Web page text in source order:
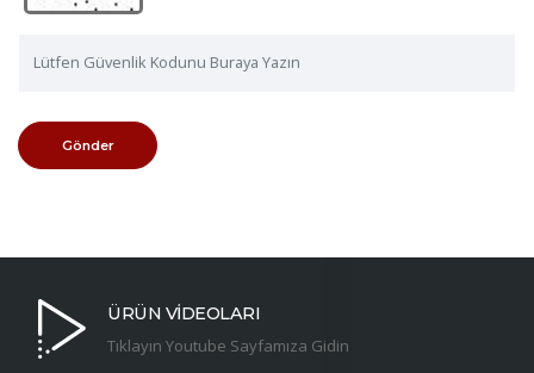
ÜRÜN VİDEOLARI
Tıklayın Youtube Sayfamıza Gidin